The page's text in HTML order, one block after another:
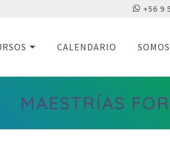
+56 9
CALENDARIO SOMOS
MAESTRÍAS